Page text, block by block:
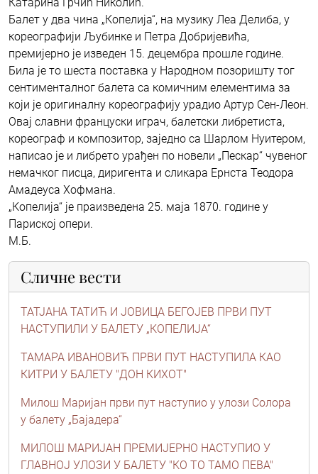
Балет у два чина „Копелија“, на музику Леа Делиба, у
кореографији Љубинке и Петра Добријевића,
премијерно је изведен 15. децембра прошле године.
Била је то шеста поставка у Народном позоришту тог
сентименталног балета са комичним елементима за
који је оригиналну кореографију урадио Артур Сен-Леон.
Овај славни француски играч, балетски либретиста,
кореограф и композитор, заједно са Шарлом Нуитером,
написао је и либрето урађен по новели „Пескар“ чувеног
немачког писца, диригента и сликара Ернста Теодора
Амадеуса Хофмана.
„Копелија“ је праизведена 25. маја 1870. године у
Париској опери.
М.Б.
Сличне вести
ТАТЈАНА ТАТИЋ И ЈОВИЦА БЕГОЈЕВ ПРВИ ПУТ
НАСТУПИЛИ У БАЛЕТУ „КОПЕЛИЈА“
ТАМАРА ИВАНОВИЋ ПРВИ ПУТ НАСТУПИЛА КАО
КИТРИ У БАЛЕТУ "ДОН КИХОТ"
Милош Маријан први пут наступио у улози Солора
у балету „Бајадера“
МИЛОШ МАРИЈАН ПРЕМИЈЕРНО НАСТУПИО У
ГЛАВНОЈ УЛОЗИ У БАЛЕТУ "КО ТО ТАМО ПЕВА"